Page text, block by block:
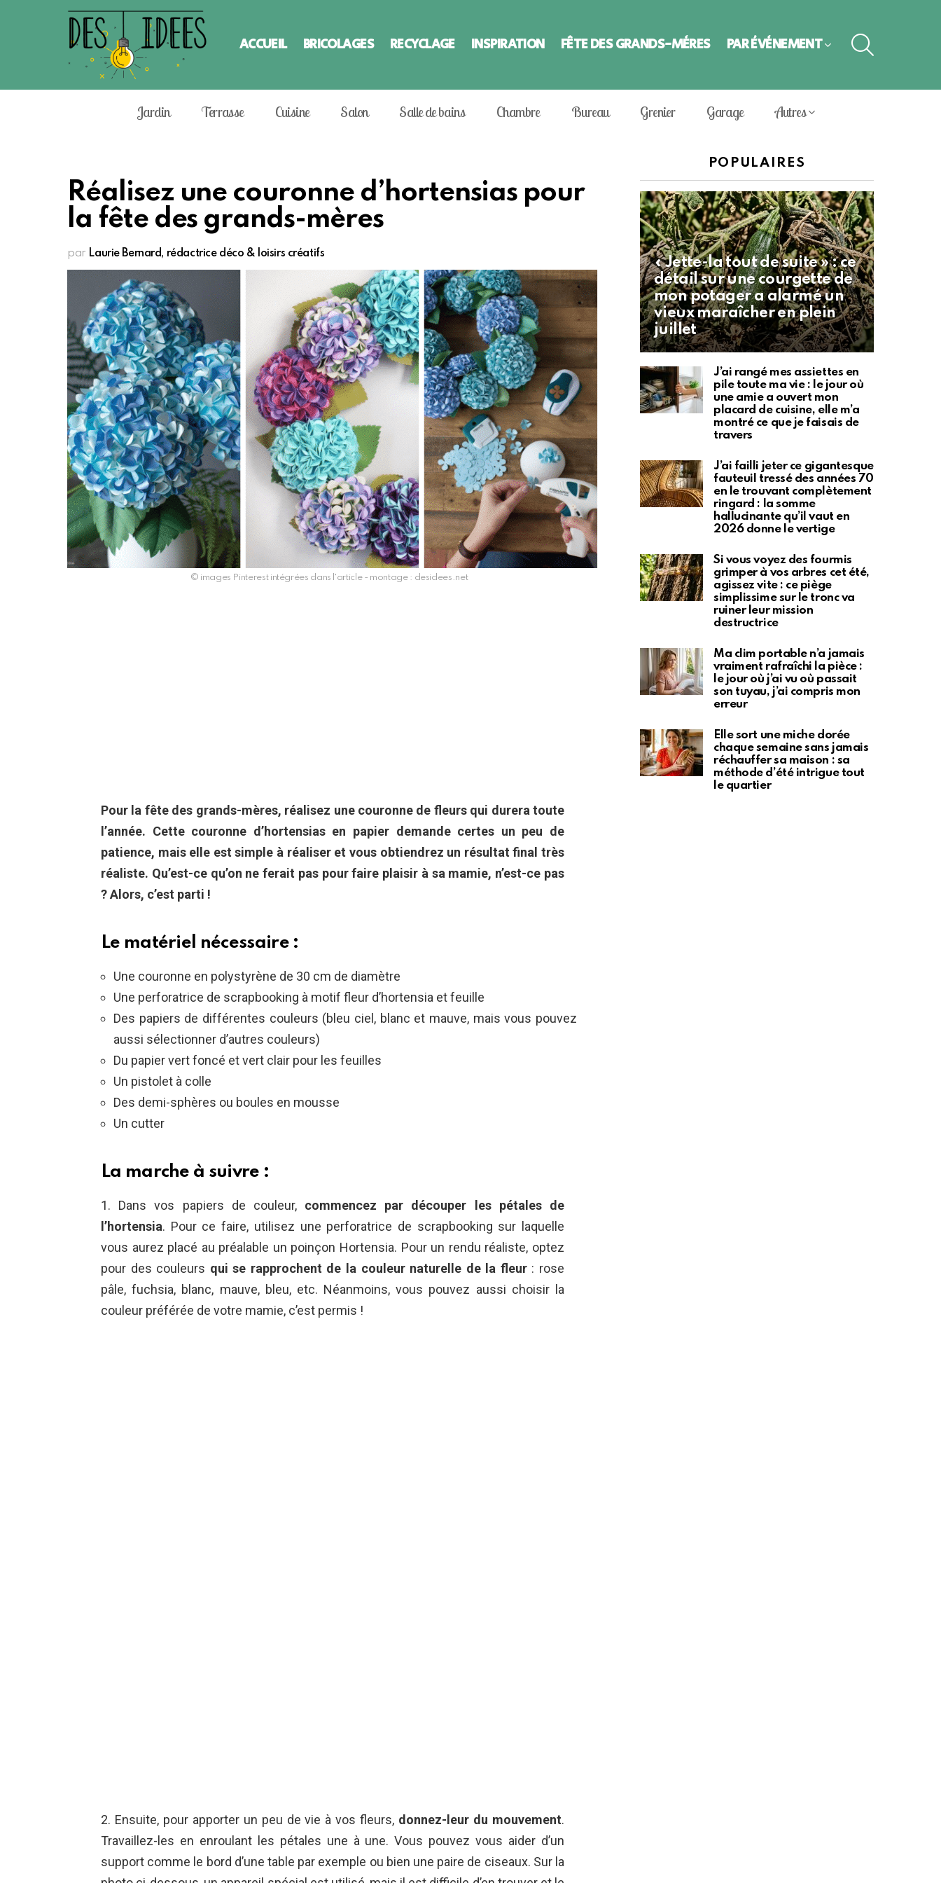
ACCUEIL BRICOLAGES RECYCLAGE INSPIRATION FÊTE DES GRANDS-MÈRES PAR ÉVÈNEMENT
Jardin Terrasse Cuisine Salon Salle de bains Chambre Bureau Grenier Garage Autres
Réalisez une couronne d’hortensias pour
la fête des grands-mères
par Laurie Bernard, rédactrice déco & loisirs créatifs
© images Pinterest intégrées dans l'article - montage : desidees.net
Pour la fête des grands-mères, réalisez une couronne de fleurs qui durera toute
l’année. Cette couronne d’hortensias en papier demande certes un peu de
patience, mais elle est simple à réaliser et vous obtiendrez un résultat final très
réaliste. Qu’est-ce qu’on ne ferait pas pour faire plaisir à sa mamie, n’est-ce pas
? Alors, c’est parti !
Le matériel nécessaire :
Une couronne en polystyrène de 30 cm de diamètre
Une perforatrice de scrapbooking à motif fleur d’hortensia et feuille
Des papiers de différentes couleurs (bleu ciel, blanc et mauve, mais vous pouvez
aussi sélectionner d’autres couleurs)
Du papier vert foncé et vert clair pour les feuilles
Un pistolet à colle
Des demi-sphères ou boules en mousse
Un cutter
La marche à suivre :
1. Dans vos papiers de couleur, commencez par découper les pétales de
l’hortensia. Pour ce faire, utilisez une perforatrice de scrapbooking sur laquelle
vous aurez placé au préalable un poinçon Hortensia. Pour un rendu réaliste, optez
pour des couleurs qui se rapprochent de la couleur naturelle de la fleur : rose
pâle, fuchsia, blanc, mauve, bleu, etc. Néanmoins, vous pouvez aussi choisir la
couleur préférée de votre mamie, c’est permis !
2. Ensuite, pour apporter un peu de vie à vos fleurs, donnez-leur du mouvement.
Travaillez-les en enroulant les pétales une à une. Vous pouvez vous aider d’un
support comme le bord d’une table par exemple ou bien une paire de ciseaux. Sur la
POPULAIRES
« Jette-la tout de suite » : ce
détail sur une courgette de
mon potager a alarmé un
vieux maraîcher en plein
juillet
J’ai rangé mes assiettes en
pile toute ma vie : le jour où
une amie a ouvert mon
placard de cuisine, elle m’a
montré ce que je faisais de
travers
J’ai failli jeter ce gigantesque
fauteuil tressé des années 70
en le trouvant complètement
ringard : la somme
hallucinante qu’il vaut en
2026 donne le vertige
Si vous voyez des fourmis
grimper à vos arbres cet été,
agissez vite : ce piège
simplissime sur le tronc va
ruiner leur mission
destructrice
Ma clim portable n’a jamais
vraiment rafraîchi la pièce :
le jour où j’ai vu où passait
son tuyau, j’ai compris mon
erreur
Elle sort une miche dorée
chaque semaine sans jamais
réchauffer sa maison : sa
méthode d’été intrigue tout
le quartier